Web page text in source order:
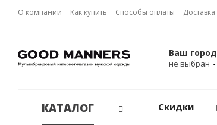
О компании Как купить Способы оплаты Доставка
Ваш город
не выбран
КАТАЛОГ Скидки